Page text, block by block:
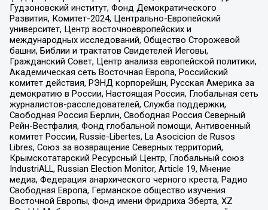
Гудзоновский институт, Фонд Демократического
Развития, Комитет-2024, Центрально-Европейский
университет, Центр восточноевропейских и
международных исследований, Общество Сторожевой
башни, Библии и трактатов Свидетелей Иеговы,
Гражданский Совет, Центр анализа европейской политики,
Академическая сеть Восточная Европа, Российский
комитет действия, РЭНД корпорейшн, Русская Америка за
демократию в России, Настоящая Россия, Глобальная сеть
журналистов-расследователей, Служба поддержки,
Свободная Россия Берлин, Свободная Россия Северный
Рейн-Вестфалия, Фонд глобальной помощи, Антивоенный
комитет России, Russie-Libertes, La Asocicion de Rusos
Libres, Союз за возвращение Северных территорий,
Крымскотатарский Ресурсный Центр, Глобальный союз
IndustriALL, Russian Election Monitor, Article 19, Мнение
медиа, Федерация анархического черного креста, Радио
Свободная Европа, Германское общество изучения
Восточной Европы, Фонд имени Фридриха Эберта, XZ